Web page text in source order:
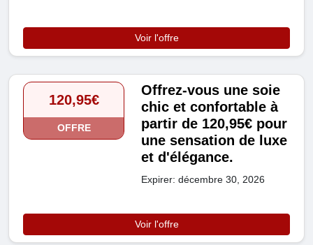
Voir l'offre
120,95€
OFFRE
Offrez-vous une soie
chic et confortable à
partir de 120,95€ pour
une sensation de luxe
et d'élégance.
Expirer: décembre 30, 2026
Voir l'offre